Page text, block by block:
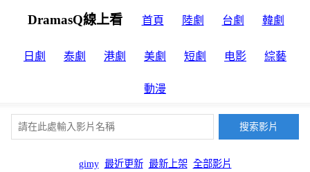
DramasQ線上看 首頁 陸劇 台劇 韓劇
日劇 泰劇 港劇 美劇 短劇 电影 綜藝
動漫
gimy 最近更新 最新上架 全部影片